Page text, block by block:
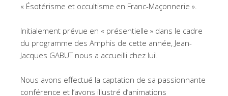
« Ésotérisme et occultisme en Franc-Maçonnerie ».
Initialement prévue en « présentielle » dans le cadre
du programme des Amphis de cette année, Jean-
Jacques GABUT nous a accueilli chez lui!
Nous avons effectué la captation de sa passionnante
conférence et l’avons illustré d’animations